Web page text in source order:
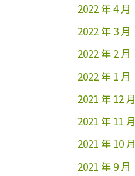
2022 年 4 月
2022 年 3 月
2022 年 2 月
2022 年 1 月
2021 年 12 月
2021 年 11 月
2021 年 10 月
2021 年 9 月